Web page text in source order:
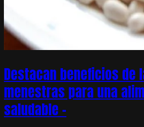
Destacan beneficios de
menestras para una
saludable –